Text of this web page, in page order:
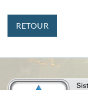
RETOUR